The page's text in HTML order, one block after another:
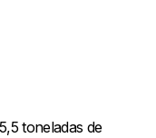
toneladas de